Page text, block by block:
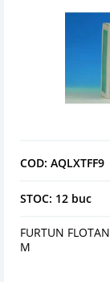
COD: AQLXTFF9
STOC: 12 buc
FURTUN
M